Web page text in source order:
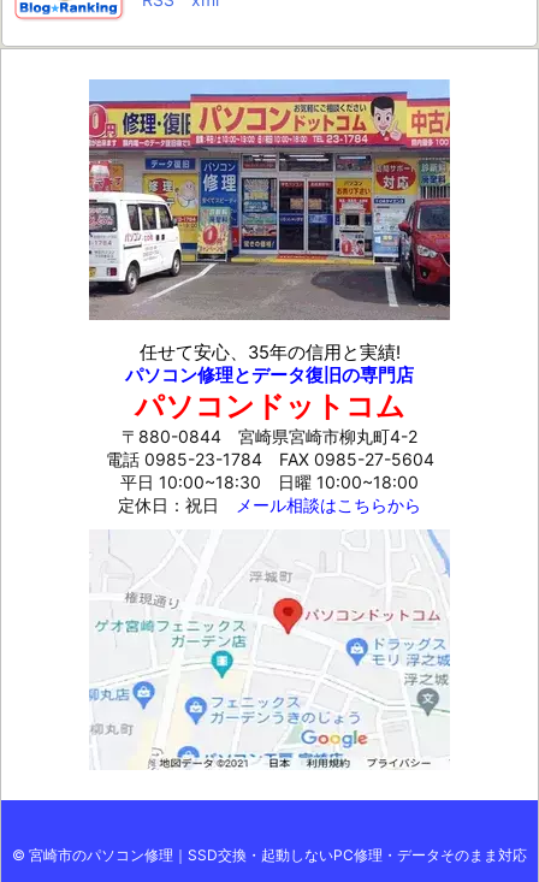
任せて安心、35年の信用と実績!
パソコン修理とデータ復旧の専門店
パソコンドットコム
〒880-0844 宮崎県宮崎市柳丸町4-2
電話 0985-23-1784FAX 0985-27-5604
平日 10:00~18:30 日曜 10:00~18:00
定休日：祝日
メール相談はこちらから
© 宮崎市のパソコン修理｜SSD交換・起動しないPC修理・データそのまま対応